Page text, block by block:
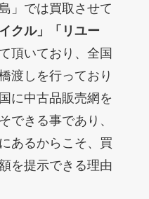
」では買取させて
クル」
「リユー
頂いており、全国
渡しを行っており
に中古品販売網を
できる事であり、
あるからこそ、買
を提示できる理由